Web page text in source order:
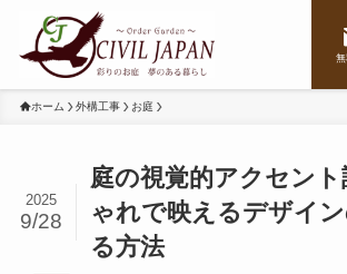
ホーム 外構工事 お庭
庭の視覚的アクセン
ゃれで映えるデザイン
る方法
2025
9/28